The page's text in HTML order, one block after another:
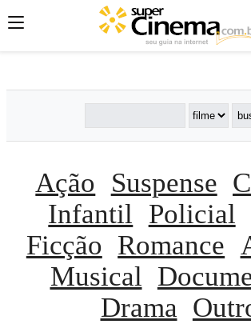
';';
Ação Suspense
Infantil
Policial
Ficção Romance
Musical
Drama